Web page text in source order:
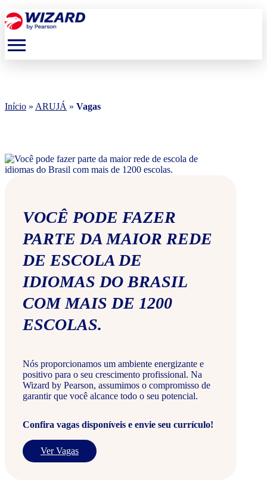
menu
Início » ARUJÁ » Vagas
VOCÊ PODE FAZER
PARTE DA MAIOR REDE
DE ESCOLA DE
IDIOMAS DO BRASIL
COM MAIS DE 1200
ESCOLAS.
Nós proporcionamos um ambiente energizante e
positivo para o seu crescimento profissional. Na
Wizard by Pearson, assumimos o compromisso de
garantir que você alcance todo o seu potencial.
Confira vagas disponíveis e envie seu currículo!
Ver Vagas